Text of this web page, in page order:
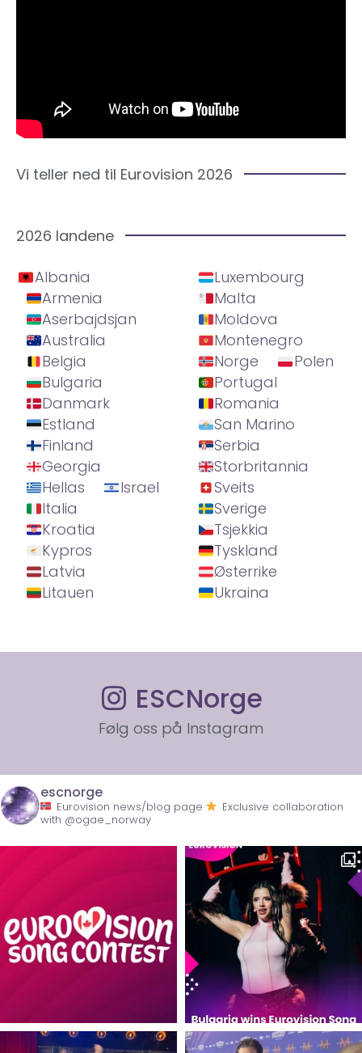
Vi teller ned til Eurovision 2026
2026 landene
Albania
Armenia
Aserbajdsjan
Australia
Belgia
Bulgaria
Danmark
Estland
Finland
Georgia
Hellas
Israel
Italia
Kroatia
Kypros
Latvia
Litauen
Luxembourg
Malta
Moldova
Montenegro
Norge
Polen
Portugal
Romania
San Marino
Serbia
Storbritannia
Sveits
Sverige
Tsjekkia
Tyskland
Østerrike
Ukraina
ESCNorge
Følg oss på Instagram
escnorge
Eurovision news/blog page
Exclusive collaboration
with @ogae_norway